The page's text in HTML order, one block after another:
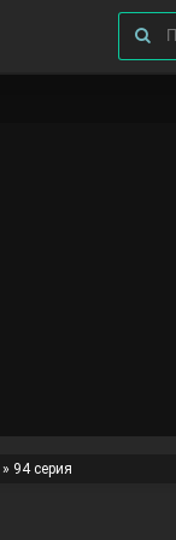
» 94 серия